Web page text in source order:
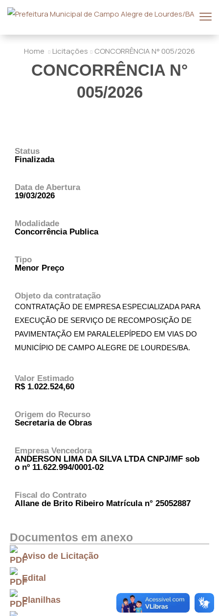
Home Licitações CONCORRÊNCIA N° 005/2026
CONCORRÊNCIA N°
005/2026
Status
Finalizada
Data de Abertura
19/03/2026
Modalidade
Concorrência Publica
Tipo
Menor Preço
Objeto da contratação
CONTRATAÇÃO DE EMPRESA ESPECIALIZADA PARA
EXECUÇÃO DE SERVIÇO DE RECOMPOSIÇÃO DE
PAVIMENTAÇÃO EM PARALELEPÍPEDO EM VIAS DO
MUNICÍPIO DE CAMPO ALEGRE DE LOURDES/BA.
Valor Estimado
R$ 1.022.524,60
Origem do Recurso
Secretaria de Obras
Empresa Vencedora
ANDERSON LIMA DA SILVA LTDA CNPJ/MF sob
o nº 11.622.994/0001-02
Fiscal do Contrato
Allane de Brito Ribeiro Matrícula n° 25052887
Documentos em anexo
Aviso de Licitação
Edital
Planilhas